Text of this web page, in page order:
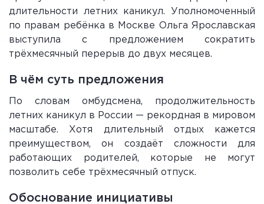
длительности летних каникул. Уполномоченный
по правам ребёнка в Москве Ольга Ярославская
выступила с предложением сократить
трёхмесячный перерыв до двух месяцев.
В чём суть предложения
По словам омбудсмена, продолжительность
летних каникул в России — рекордная в мировом
масштабе. Хотя длительный отдых кажется
преимуществом, он создаёт сложности для
работающих родителей, которые не могут
позволить себе трёхмесячный отпуск.
Обоснование инициативы